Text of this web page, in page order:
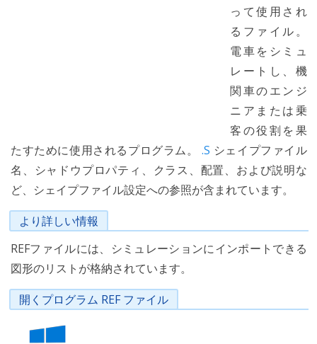
って使用され
るファイル。
電車をシミュ
レートし、機
関車のエンジ
ニアまたは乗
客の役割を果
たすために使用されるプログラム。.S シェイプファイル
名、シャドウプロパティ、クラス、配置、および説明な
ど、シェイプファイル設定への参照が含まれています。
より詳しい情報
REFファイルには、シミュレーションにインポートできる
図形のリストが格納されています。
開くプログラム REF ファイル